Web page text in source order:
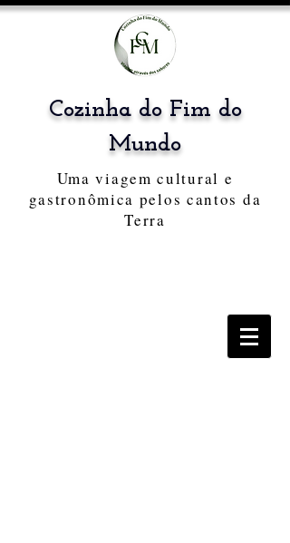
Cozinha do Fim do
Mundo
Uma viagem cultural e
gastronômica pelos cantos da
Terra